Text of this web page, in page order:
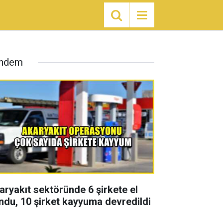
sektöründe 6 şirkete el
10 şirket kayyuma devredildi